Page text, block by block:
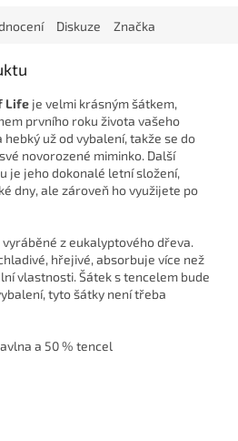
Diskuze Značka
Life je velmi krásným šátkem,
prvního roku života vašeho
hebký už od vybalení, takže se do
novorozené miminko. Další
je jeho dokonalé letní složení,
dny, ale zároveň ho využijete po
z eukalyptového dřeva.
hřejivé, absorbuje více než
vlastnosti. Šátek s tencelem bude
tyto šátky není třeba
a 50 % tencel